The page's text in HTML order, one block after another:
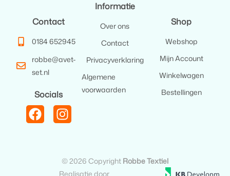
Contact
0184 652945
robbe@avet-
set.nl
Socials
Informatie
Over ons
Contact
Privacyverklaring
Algemene
voorwaarden
Shop
Webshop
Mijn Account
Winkelwagen
Bestellingen
© 2026 Copyright Robbe Textiel
Realisatie door